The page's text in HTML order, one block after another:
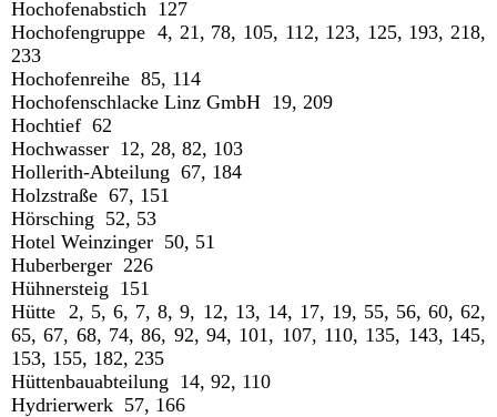
Hochofenabstich 127
Hochofengruppe 4, 21, 78, 105, 112, 123, 125, 193, 218,
233
Hochofenreihe 85, 114
Hochofenschlacke Linz GmbH 19, 209
Hochtief 62
Hochwasser 12, 28, 82, 103
Hollerith-Abteilung 67, 184
Holzstraße 67, 151
Hörsching 52, 53
Hotel Weinzinger 50, 51
Huberberger 226
Hühnersteig 151
Hütte 2, 5, 6, 7, 8, 9, 12, 13, 14, 17, 19, 55, 56, 60, 62,
65, 67, 68, 74, 86, 92, 94, 101, 107, 110, 135, 143, 145,
153, 155, 182, 235
Hüttenbauabteilung 14, 92, 110
Hydrierwerk 57, 166